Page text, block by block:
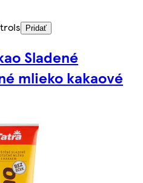
Pridať
Sladené
mlieko kakaové